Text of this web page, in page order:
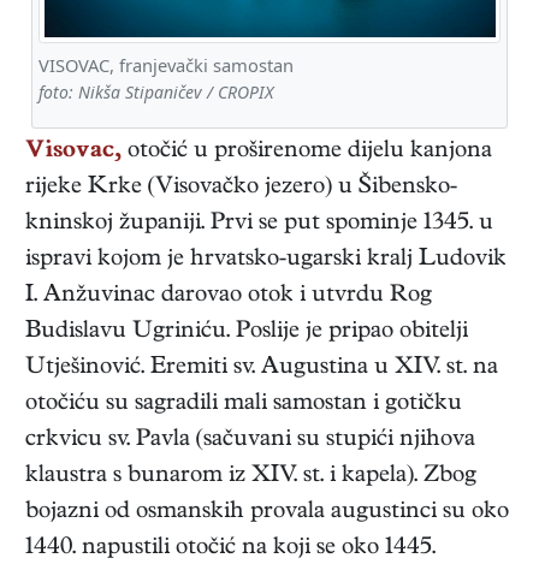
VISOVAC, franjevački samostan
foto: Nikša Stipaničev / CROPIX
Visovac, otočić u proširenome dijelu kanjona
rijeke Krke (Visovačko jezero) u Šibensko-
kninskoj županiji. Prvi se put spominje 1345. u
ispravi kojom je hrvatsko-ugarski kralj Ludovik
I. Anžuvinac darovao otok i utvrdu Rog
Budislavu Ugriniću. Poslije je pripao obitelji
Utješinović. Eremiti sv. Augustina u XIV. st. na
otočiću su sagradili mali samostan i gotičku
crkvicu sv. Pavla (sačuvani su stupići njihova
klaustra s bunarom iz XIV. st. i kapela). Zbog
bojazni od osmanskih provala augustinci su oko
1440. napustili otočić na koji se oko 1445.